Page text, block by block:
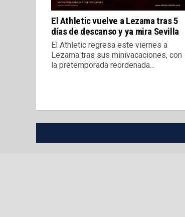
El Athletic vuelve a Lezama tras 5
días de descanso y ya mira Sevilla
El Athletic regresa este viernes a
Lezama tras sus minivacaciones, con
la pretemporada reordenada...